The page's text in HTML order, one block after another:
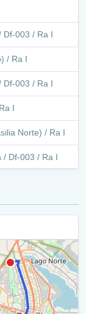
Df-003 / Ra I
/ Ra I
Df-003 / Ra I
I
Norte) / Ra I
/ Df-003 / Ra I